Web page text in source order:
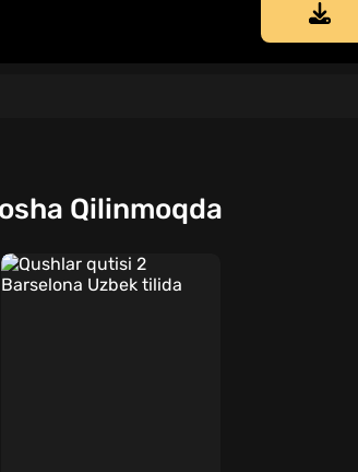
Qilinmoqda